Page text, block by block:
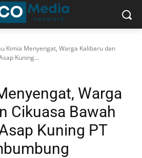
Kimia Menyengat, Warga Kalibaru dan
Kuning...
Warga
Cikuasa Bawah
Kuning PT